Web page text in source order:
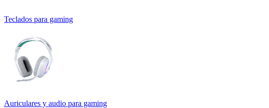
Teclados para gaming
Auriculares y audio para gaming